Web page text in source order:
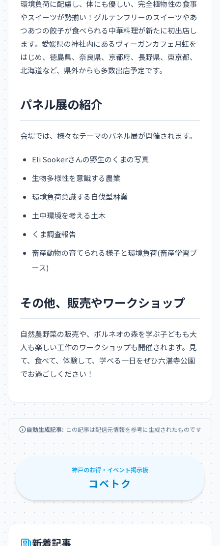
環境負荷に配慮し、体にも優しい、完全植物性の食事
やスイーツが勢揃い！グルテンフリーのスイーツやあ
つあつの餃子が食べられる中華料理が新たに初出店し
ます。愛媛県の神社内にあるヴィーガンカフェ月虹を
はじめ、徳島県、奈良県、京都府、長野県、東京都、
北海道など、県外からも多数出店予定です。
パネル展の紹介
会場では、様々なテーマのパネル展が開催されます。
Eli Sookerさんの野生のくまの写真
生物多様性を意識する農業
環境負荷意識する自伐型林業
土中環境を考える土木
くま調査報告
畜産動物の育てられる様子と環境負荷(畜産学習ブ
ース)
その他、販売やワークショップ
自然農野菜の販売や、ボルネオの森を学ぶ子どもも大
人も楽しい工作のワークショップも開催されます。見
て、食べて、体験して、学べる一日をぜひ六湛寺公園
でお過ごしください！
自動生成記事: この記事は配信元情報を参考に生成されたものです
神戸のお得・イベント掲示板
コベトク
新着記事